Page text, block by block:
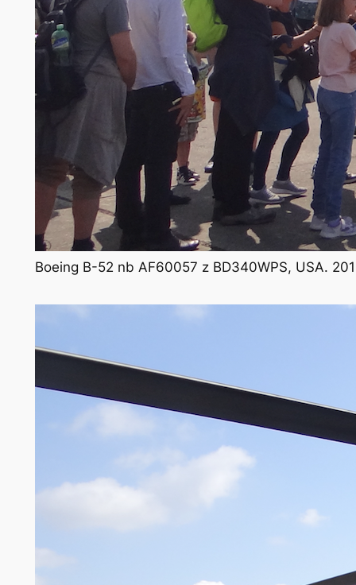
Boeing B-52 nb AF60057 z BD340WPS, USA.